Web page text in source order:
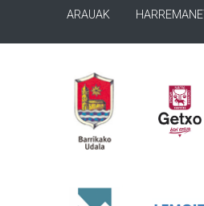
ARAUAK